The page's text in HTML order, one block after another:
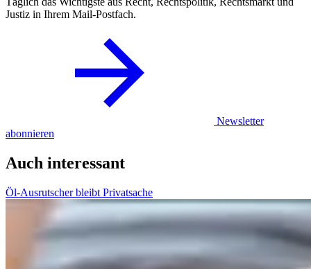
Justiz in Ihrem Mail-Postfach.
Newsletter
abonnieren
Auch interessant
Öl-Ausrutscher bleibt Privatsache